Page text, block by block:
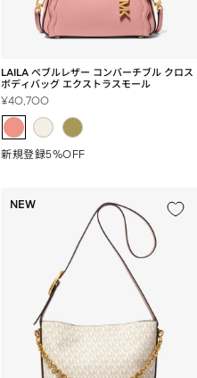
LAILA ぺブルレザー コンバーチブル クロス
ボディバッグ エクストラスモール
セ
ー
ル
格
¥40,700
新規登録5%OFF
NEW